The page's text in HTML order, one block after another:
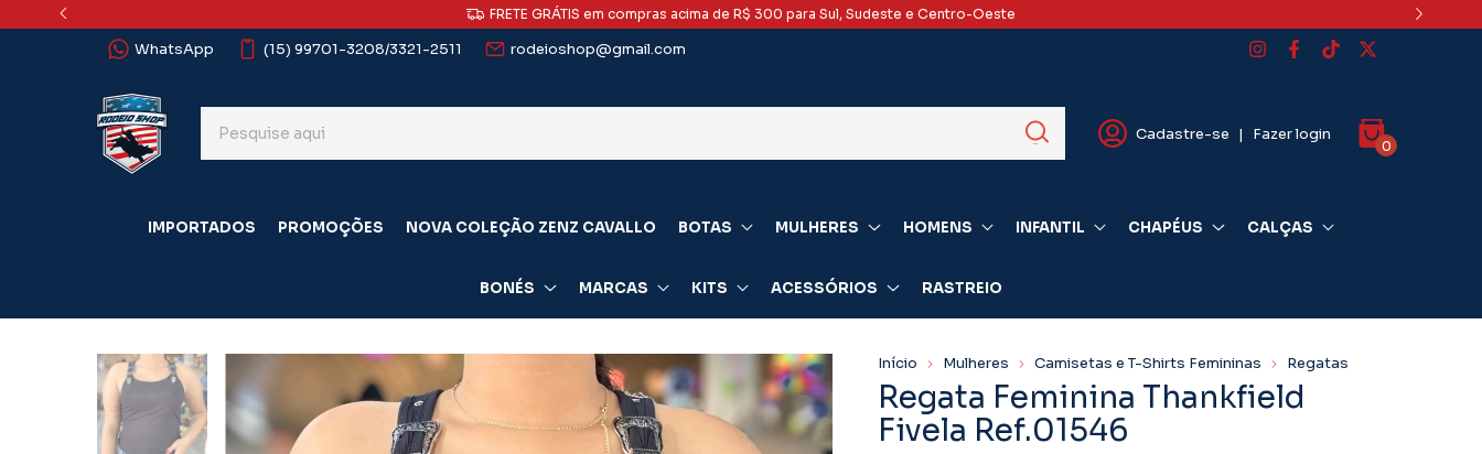
FRETE GRÁTIS em compras acima de R$ 300 para Sul, Sudeste e Centro-Oeste
WhatsApp (15) 99701-3208/3321-2511 rodeioshop@gmail.com
Cadastre-se | Fazer login
0
IMPORTADOS PROMOÇÕES NOVA COLEÇÃO ZENZ CAVALLO BOTAS MULHERES HOMENS INFANTIL CHAPÉUS CALÇAS
BONÉS MARCAS KITS ACESSÓRIOS RASTREIO
Início Mulheres Camisetas e T-Shirts Femininas Regatas
Regata Feminina Thankfield
Fivela Ref.01546